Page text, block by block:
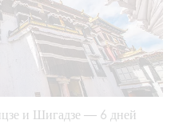
и Шигадзе — 6 дней